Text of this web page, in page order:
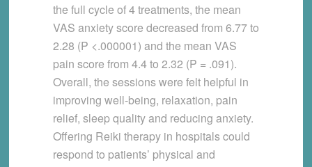
the full cycle of 4 treatments, the mean
VAS anxiety score decreased from 6.77 to
2.28 (P <.000001) and the mean VAS
pain score from 4.4 to 2.32 (P = .091).
Overall, the sessions were felt helpful in
improving well-being, relaxation, pain
relief, sleep quality and reducing anxiety.
Offering Reiki therapy in hospitals could
respond to patients’ physical and